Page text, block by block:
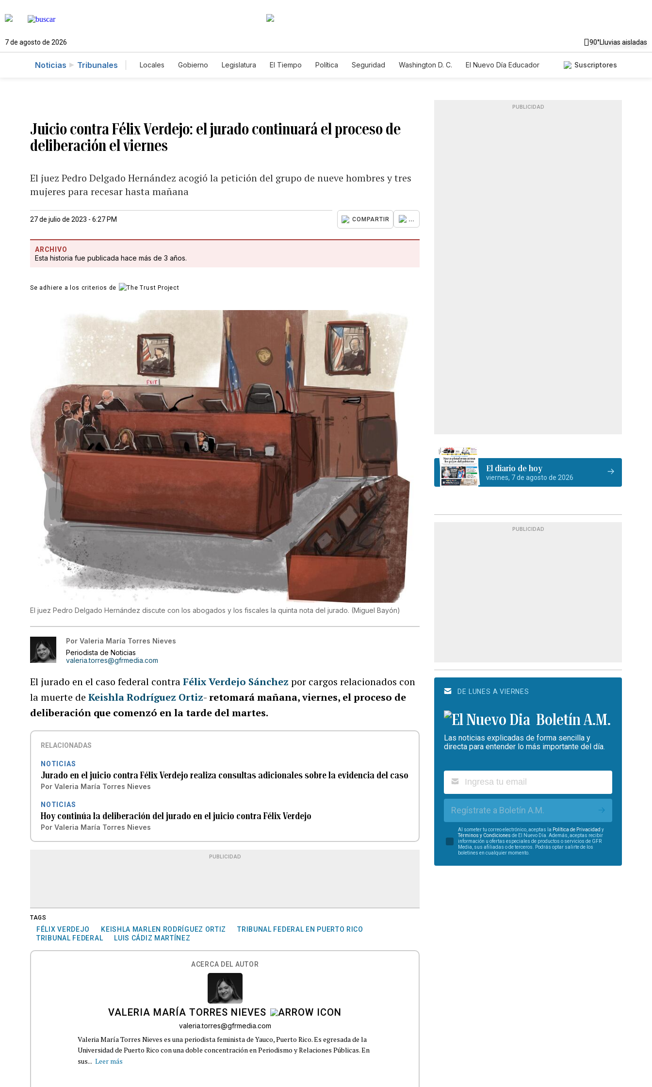
7 de agosto de 2026 90°Lluvias aisladas
Noticias Tribunales Locales Gobierno Legislatura El Tiempo Política Seguridad Washington D. C.
El Nuevo Día Educador
Suscriptores
Juicio contra Félix Verdejo: el jurado continuará el proceso de
deliberación el viernes
El juez Pedro Delgado Hernández acogió la petición del grupo de nueve hombres y tres
mujeres para recesar hasta mañana
27 de julio de 2023 - 6:27 PM COMPARTIR ...
ARCHIVO
Esta historia fue publicada hace más de 3 años.
Se adhiere a los criterios de
El juez Pedro Delgado Hernández discute con los abogados y los fiscales la quinta nota del jurado. (Miguel Bayón)
Por Valeria María Torres Nieves
Periodista de Noticias
valeria.torres@gfrmedia.com
El jurado en el caso federal contraFélix Verdejo Sánchez por cargos relacionados con
la muerte deKeishla Rodríguez Ortiz-retomará mañana, viernes, el proceso de
deliberación que comenzó en la tarde del martes.
RELACIONADAS
NOTICIAS
Jurado en el juicio contra Félix Verdejo realiza consultas adicionales sobre la evidencia del caso
Por Valeria María Torres Nieves
NOTICIAS
Hoy continúa la deliberación del jurado en el juicio contra Félix Verdejo
Por Valeria María Torres Nieves
PUBLICIDAD
TAGS
FÉLIX VERDEJO KEISHLA MARLEN RODRÍGUEZ ORTIZ
TRIBUNAL FEDERAL EN PUERTO RICO
TRIBUNAL FEDERAL
LUIS CÁDIZ MARTÍNEZ
ACERCA DEL AUTOR
VALERIA MARÍA TORRES NIEVES
valeria.torres@gfrmedia.com
Valeria María Torres Nieves es una periodista feminista de Yauco, Puerto Rico. Es egresada de la
Universidad de Puerto Rico con una doble concentración en Periodismo y Relaciones Públicas. En
sus... Leer más
PUBLICIDAD
El diario de hoy
viernes, 7 de agosto de 2026
PUBLICIDAD
DE LUNES A VIERNES
Boletín A.M.
Las noticias explicadas de forma sencilla y
directa para entender lo más importante del día.
Regístrate a Boletín A.M.
Al someter tu correo electrónico, aceptas la Política de Privacidad y
Términos y Condiciones de El Nuevo Día. Además, aceptas recibir
información u ofertas especiales de productos o servicios de GFR
Media, sus afiliadas o de terceros. Podrás optar salirte de los
boletines en cualquier momento.